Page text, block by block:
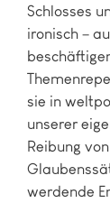
Schlosses
ironisch –
sie in
unserer
Reibung
werdende